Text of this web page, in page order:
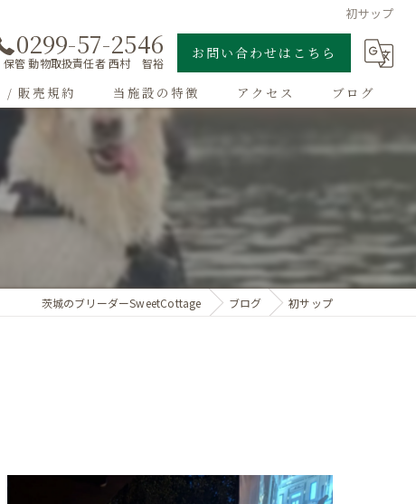
初サップ
0299-57-2546
管 動物取扱責任者 西村 智裕
お問い合わせはこちら
/ 販売規約 当施設の特徴
ゴールデンレトリーバー
チワワ
ドッグラン
アクセス ブログ
茨城のブリーダーSweetCottage ブログ 初サップ